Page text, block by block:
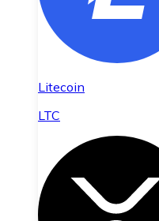
Litecoin
LTC